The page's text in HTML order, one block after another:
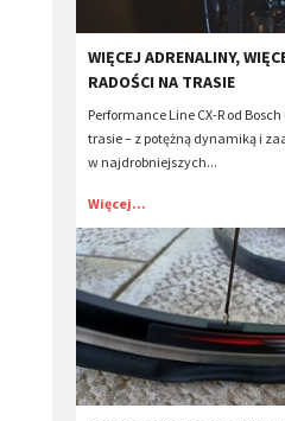
​WIĘCEJ ADRENALINY,
RADOŚCI NA TRASIE
Performance Line CX-R od
trasie – z potężną dynamiką i
w najdrobniejszych...
Więcej...